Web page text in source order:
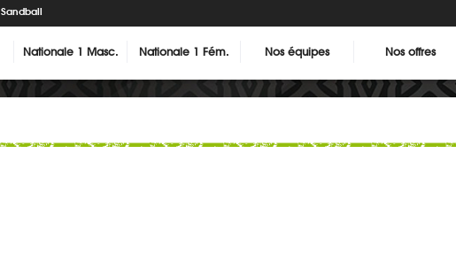
Sandball
Nationale 1 Masc. Nationale 1 Fém. Nos équipes Nos offres